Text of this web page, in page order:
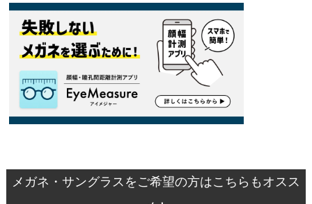
メガネ・サングラスをご希望の方はこちらもオスス